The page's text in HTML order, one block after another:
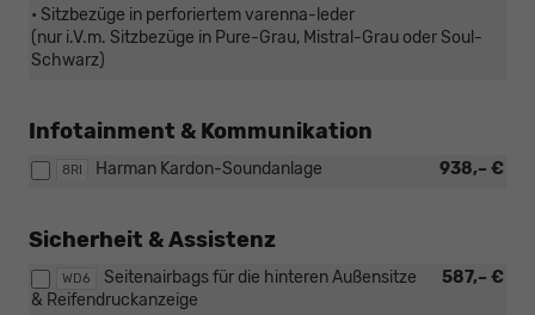
• Sitzbezüge in perforiertem varenna-leder
(nur i.V.m. Sitzbezüge in Pure-Grau, Mistral-Grau oder Soul-
Schwarz)
Infotainment & Kommunikation
8RI 938,– €
Harman Kardon-Soundanlage
Sicherheit & Assistenz
WD6 587,– €
Seitenairbags für die hinteren Außensitze
& Reifendruckanzeige